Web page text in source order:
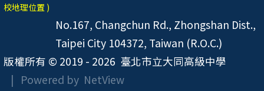
校地理位置 )
No.167, Changchun Rd., Zhongshan Dist.,
Taipei City 104372, Taiwan (R.O.C.)
版權所有 © 2019 - 2026 臺北市立大同高級中學
| Powered by NetView